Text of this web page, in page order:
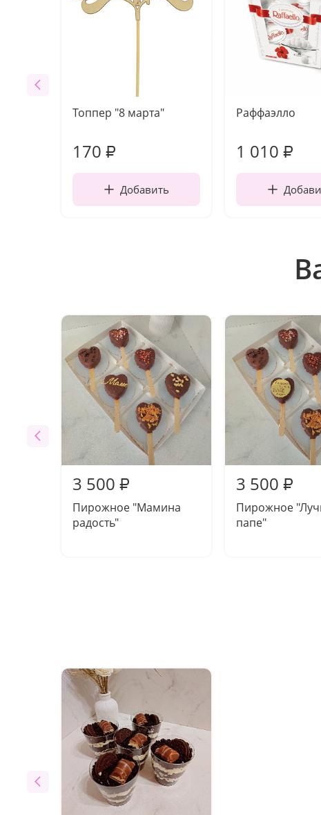
Топпер "8 марта"
170 ₽
Добавить
Раффаэлло
1 010 ₽
3 500 ₽
Пирожное "Мамина
радость"
3 500 ₽
Пирожное
папе"